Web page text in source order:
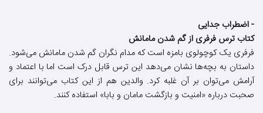
- اضطراب جدایی
کتاب ترس فرفری از گم شدن مامانش
فرفری یک کوچولوی بامزه است که مدام نگران گم شدن مامانش می‌شود.
داستان به بچه‌ها نشان می‌دهد این ترس قابل درک است اما با اعتماد و
آرامش می‌توان بر آن غلبه کرد. والدین هم از این کتاب می‌توانند برای
صحبت درباره «امنیت و بازگشت مامان و بابا» استفاده کنند.